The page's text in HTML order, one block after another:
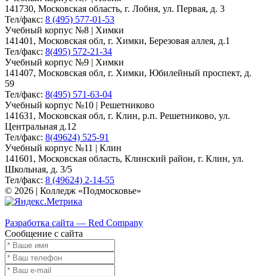
141730, Московская область, г. Лобня, ул. Первая, д. 3
Тел/факс: 8 (495) 577-01-53
Учебный корпус №8 | Химки
141401, Московская обл, г. Химки, Березовая аллея, д.1
Тел/факс: 8(495) 572-21-34
Учебный корпус №9 | Химки
141407, Московская обл, г. Химки, Юбилейный проспект, д.
59
Тел/факс: 8(495) 571-63-04
Учебный корпус №10 | Решетниково
141631, Московская обл, г. Клин, р.п. Решетниково, ул.
Центральная д.12
Тел/факс: 8(49624) 525-91
Учебный корпус №11 | Клин
141601, Московская область, Клинский район, г. Клин, ул.
Школьная, д. 3/5
Тел/факс: 8 (49624) 2-14-55
© 2026 | Колледж «Подмосковье»
Разработка сайта — Red Company
Сообщение с сайта